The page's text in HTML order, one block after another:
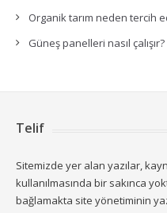
Organik tarım neden tercih
Güneş panelleri nasıl çalışır?
Telif
Sitemizde yer alan yazılar,
kullanılmasında bir sakınca
bağlamakta site yönetiminin